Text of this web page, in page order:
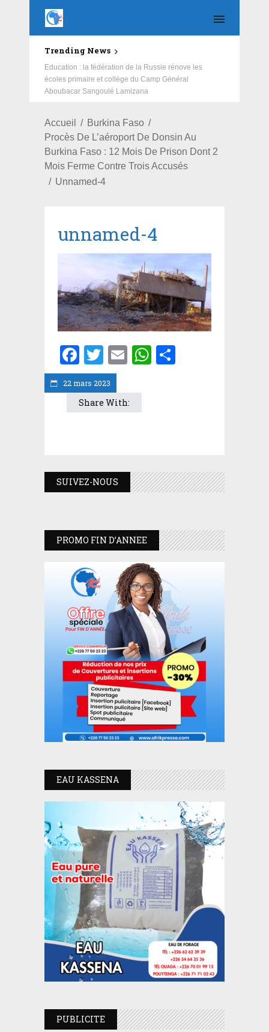
Trending News
Education : la fédération de la Russie rénove les
écoles primaire et collège du Camp Général
Aboubacar Sangoulé Lamizana
Accueil
Burkina Faso
Procès De L’aéroport De Donsin Au
Burkina Faso : 12 Mois De Prison Dont 2
Mois Ferme Contre Trois Accusés
Unnamed-4
22 mars 2023
unnamed-4
Facebook
Twitter
EmailWhatsApp
Share With:
SUIVEZ-NOUS
PROMO FIN D’ANNEE
EAU KASSENA
PUBLICITE